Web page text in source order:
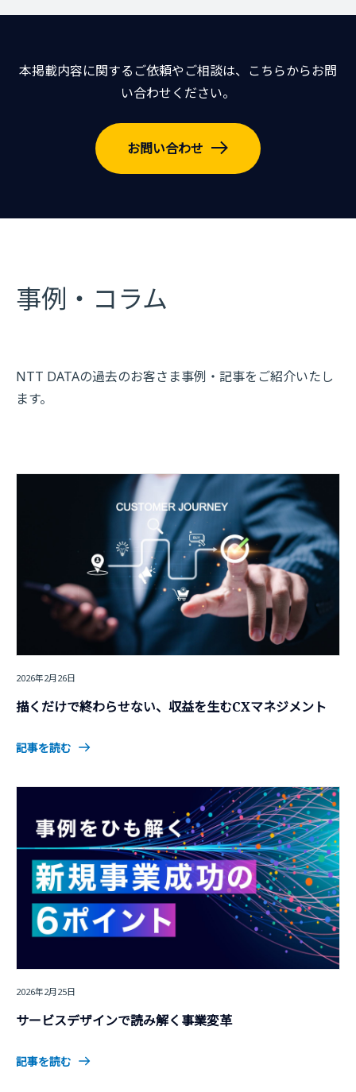
本掲載内容に関するご依頼やご相談は、こちらからお問
い合わせください。
お問い合わせ
事例・コラム
NTT DATAの過去のお客さま事例・記事をご紹介いたし
ます。
2026年2月26日
描くだけで終わらせない、収益を生むCXマネジメント
記事を読む
2026年2月25日
サービスデザインで読み解く事業変革
記事を読む